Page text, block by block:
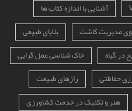
آشنایی با اندازه کتاب ها
مدیریت کاشت
بلایای طبیعی
در گیاه
خاک شناسی عمل گرایی
حفاظتی
رازهای طبیعت
هنر و تکنیک در خدمت کشاورزی